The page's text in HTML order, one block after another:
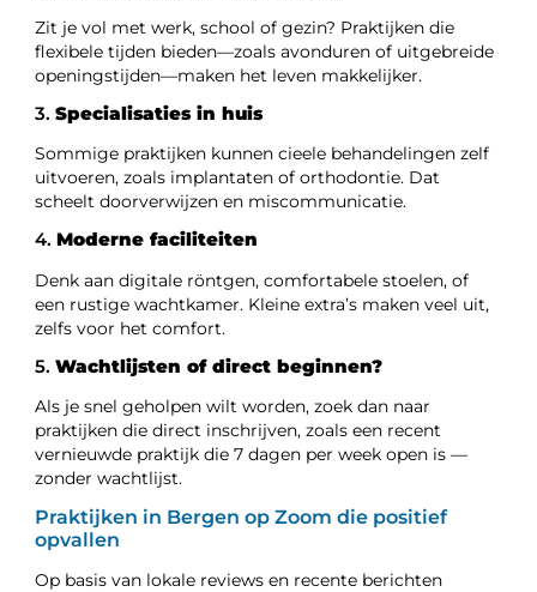
Zit je vol met werk, school of gezin? Praktijken die
flexibele tijden bieden—zoals avonduren of uitgebreide
openingstijden—maken het leven makkelijker.
3.Specialisaties in huis
Sommige praktijken kunnen cieele behandelingen zelf
uitvoeren, zoals implantaten of orthodontie. Dat
scheelt doorverwijzen en miscommunicatie.
4.Moderne faciliteiten
Denk aan digitale röntgen, comfortabele stoelen, of
een rustige wachtkamer. Kleine extra’s maken veel uit,
zelfs voor het comfort.
5.Wachtlijsten of direct beginnen?
Als je snel geholpen wilt worden, zoek dan naar
praktijken die direct inschrijven, zoals een recent
vernieuwde praktijk die 7 dagen per week open is —
zonder wachtlijst.
Praktijken in Bergen op Zoom die positief
opvallen
Op basis van lokale reviews en recente berichten